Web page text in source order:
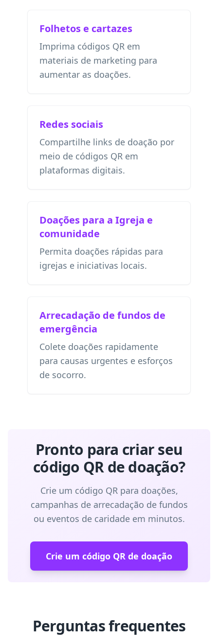
Folhetos e cartazes
Imprima códigos QR em
materiais de marketing para
aumentar as doações.
Redes sociais
Compartilhe links de doação por
meio de códigos QR em
plataformas digitais.
Doações para a Igreja e
comunidade
Permita doações rápidas para
igrejas e iniciativas locais.
Arrecadação de fundos de
emergência
Colete doações rapidamente
para causas urgentes e esforços
de socorro.
Pronto para criar seu
código QR de doação?
Crie um código QR para doações,
campanhas de arrecadação de fundos
ou eventos de caridade em minutos.
Crie um código QR de doação
Perguntas frequentes